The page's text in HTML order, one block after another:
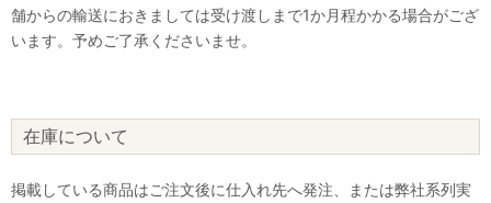
舗からの輸送におきましては受け渡しまで1か月程かかる場合がござ
います。予めご了承くださいませ。
在庫について
掲載している商品はご注文後に仕入れ先へ発注、または弊社系列実